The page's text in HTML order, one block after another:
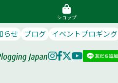
ショップ
らせ ブログ イベントプロギング